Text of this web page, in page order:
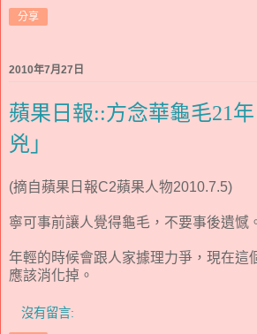
分享
2010年7月27日
蘋果日報::方念華龜毛21
兇」
(摘自蘋果日報C2蘋果人物2010.7.5)
寧可事前讓人覺得龜毛，不要事後遺憾
年輕的時候會跟人家據理力爭，現在這
應該消化掉。
沒有留言: